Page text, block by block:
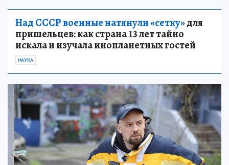
Над СССР военные натянули «сетку»для
пришельцев: как страна 13 лет тайно
искала и изучала инопланетных гостей
НАУКА